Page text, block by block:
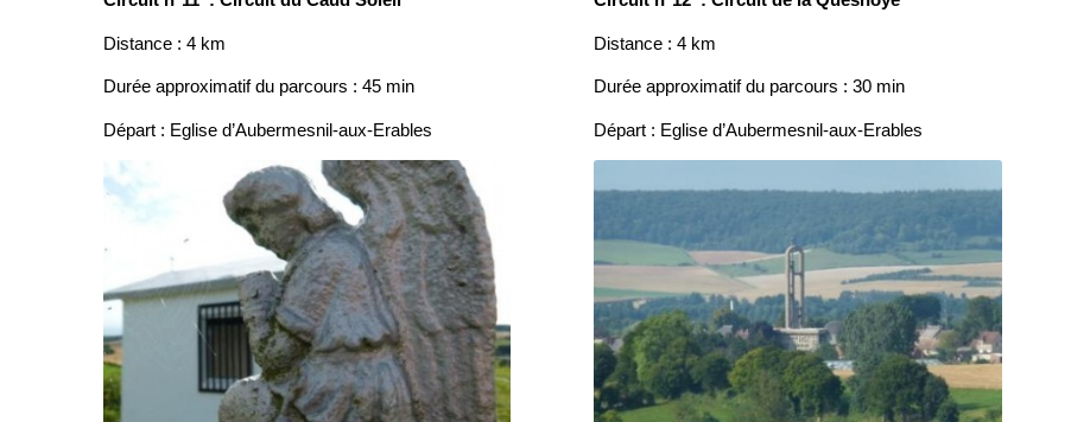
Distance : 4 km
Durée approximatif du parcours : 45 min
Départ : Eglise d’Aubermesnil-aux-Erables
Distance : 4 km
Durée approximatif du parcours : 30 min
Départ : Eglise d’Aubermesnil-aux-Erables